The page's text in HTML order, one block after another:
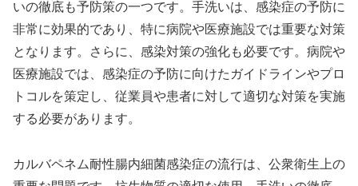
いの徹底も予防策の一つです。手洗いは、感染症の予防に
非常に効果的であり、特に病院や医療施設では重要な対策
となります。さらに、感染対策の強化も必要です。病院や
医療施設では、感染症の予防に向けたガイドラインやプロ
トコルを策定し、従業員や患者に対して適切な対策を実施
する必要があります。
カルバペネム耐性腸内細菌感染症の流行は、公衆衛生上の